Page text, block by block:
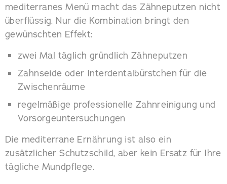
mediterranes Menü macht das Zähneputzen nicht
überflüssig. Nur die Kombination bringt den
gewünschten Effekt:
zwei Mal täglich gründlich Zähneputzen
Zahnseide oder Interdentalbürstchen für die
Zwischenräume
regelmäßige professionelle Zahnreinigung und
Vorsorgeuntersuchungen
Die mediterrane Ernährung ist also ein
zusätzlicher Schutzschild, aber kein Ersatz für Ihre
tägliche Mundpflege.